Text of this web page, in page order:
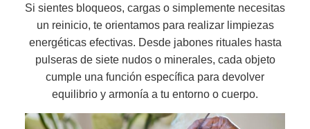
Si sientes bloqueos, cargas o simplemente necesitas
un reinicio, te orientamos para realizar limpiezas
energéticas efectivas. Desde jabones rituales hasta
pulseras de siete nudos o minerales, cada objeto
cumple una función específica para devolver
equilibrio y armonía a tu entorno o cuerpo.